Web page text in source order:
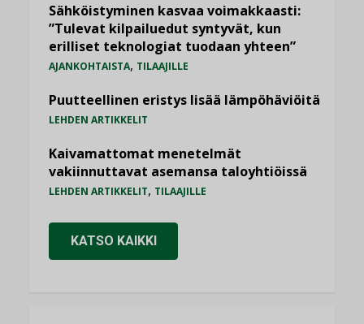
Sähköistyminen kasvaa voimakkaasti:
”Tulevat kilpailuedut syntyvät, kun
erilliset teknologiat tuodaan yhteen”
AJANKOHTAISTA, TILAAJILLE
Puutteellinen eristys lisää lämpöhäviöitä
LEHDEN ARTIKKELIT
Kaivamattomat menetelmät
vakiinnuttavat asemansa taloyhtiöissä
LEHDEN ARTIKKELIT, TILAAJILLE
KATSO KAIKKI